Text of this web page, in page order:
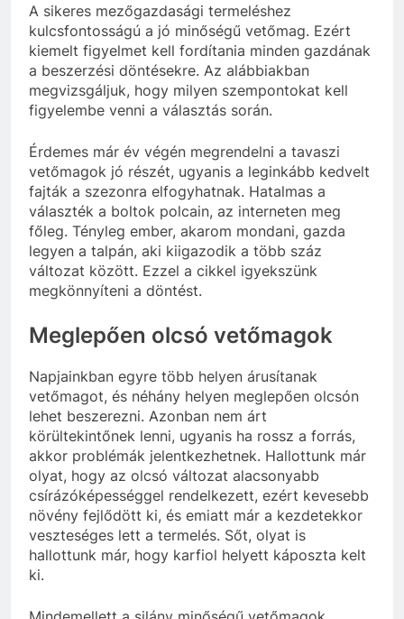
A sikeres mezőgazdasági termeléshez
kulcsfontosságú a jó minőségű vetőmag. Ezért
kiemelt figyelmet kell fordítania minden gazdának
a beszerzési döntésekre. Az alábbiakban
megvizsgáljuk, hogy milyen szempontokat kell
figyelembe venni a választás során.
Érdemes már év végén megrendelni a tavaszi
vetőmagok jó részét, ugyanis a leginkább kedvelt
fajták a szezonra elfogyhatnak. Hatalmas a
választék a boltok polcain, az interneten meg
főleg. Tényleg ember, akarom mondani, gazda
legyen a talpán, aki kiigazodik a több száz
változat között. Ezzel a cikkel igyekszünk
megkönnyíteni a döntést.
Meglepően olcsó vetőmagok
Napjainkban egyre több helyen árusítanak
vetőmagot, és néhány helyen meglepően olcsón
lehet beszerezni. Azonban nem árt
körültekintőnek lenni, ugyanis ha rossz a forrás,
akkor problémák jelentkezhetnek. Hallottunk már
olyat, hogy az olcsó változat alacsonyabb
csírázóképességgel rendelkezett, ezért kevesebb
növény fejlődött ki, és emiatt már a kezdetekkor
veszteséges lett a termelés. Sőt, olyat is
hallottunk már, hogy karfiol helyett káposzta kelt
ki.